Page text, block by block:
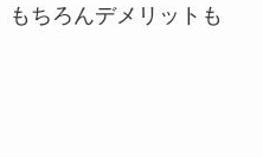
もちろんデメリットも